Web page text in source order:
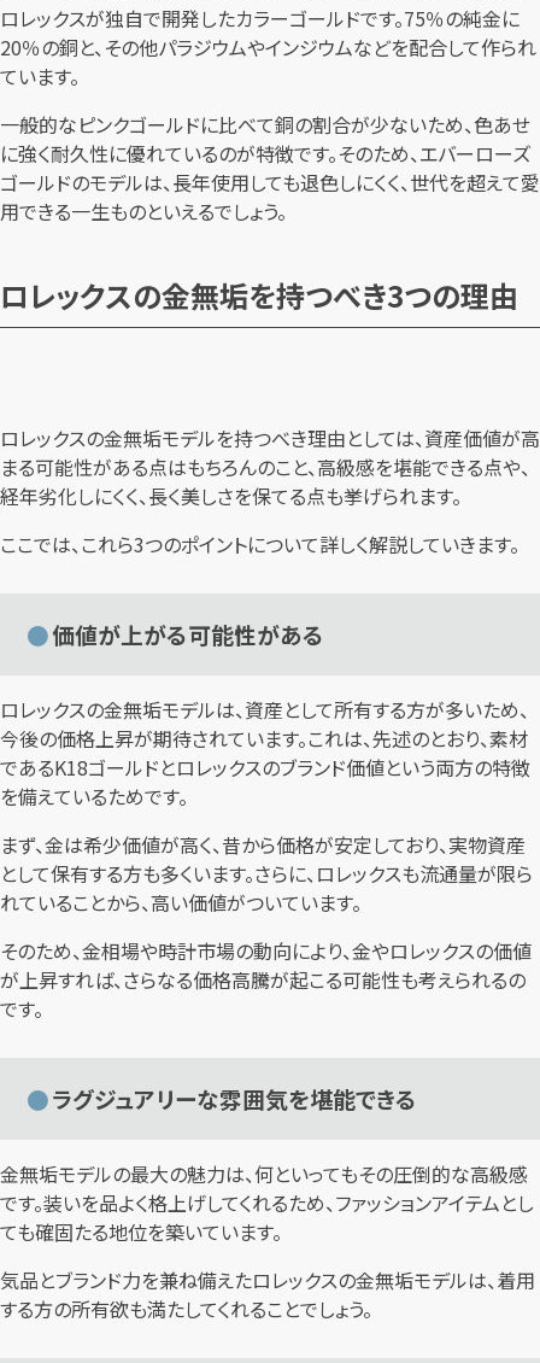
ロレックスが独自で開発したカラーゴールドです。75％の純金に
20％の銅と、その他パラジウムやインジウムなどを配合して作られ
ています。
一般的なピンクゴールドに比べて銅の割合が少ないため、色あせ
に強く耐久性に優れているのが特徴です。そのため、エバーローズ
ゴールドのモデルは、長年使用しても退色しにくく、世代を超えて愛
用できる一生ものといえるでしょう。
ロレックスの金無垢を持つべき3つの理由
ロレックスの金無垢モデルを持つべき理由としては、資産価値が高
まる可能性がある点はもちろんのこと、高級感を堪能できる点や、
経年劣化しにくく、長く美しさを保てる点も挙げられます。
ここでは、これら3つのポイントについて詳しく解説していきます。
価値が上がる可能性がある
ロレックスの金無垢モデルは、資産として所有する方が多いため、
今後の価格上昇が期待されています。これは、先述のとおり、素材
であるK18ゴールドとロレックスのブランド価値という両方の特徴
を備えているためです。
まず、金は希少価値が高く、昔から価格が安定しており、実物資産
として保有する方も多くいます。さらに、ロレックスも流通量が限ら
れていることから、高い価値がついています。
そのため、金相場や時計市場の動向により、金やロレックスの価値
が上昇すれば、さらなる価格高騰が起こる可能性も考えられるの
です。
ラグジュアリーな雰囲気を堪能できる
金無垢モデルの最大の魅力は、何といってもその圧倒的な高級感
です。装いを品よく格上げしてくれるため、ファッションアイテムとし
ても確固たる地位を築いています。
気品とブランド力を兼ね備えたロレックスの金無垢モデルは、着用
する方の所有欲も満たしてくれることでしょう。